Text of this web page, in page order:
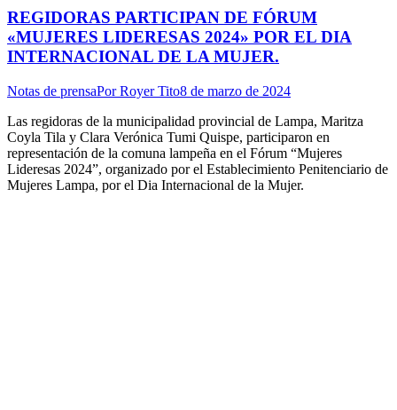
REGIDORAS PARTICIPAN DE FÓRUM
«MUJERES LIDERESAS 2024» POR EL DIA
INTERNACIONAL DE LA MUJER.
Notas de prensaPorRoyer Tito8 de marzo de 2024
Las regidoras de la municipalidad provincial de Lampa, Maritza
Coyla Tila y Clara Verónica Tumi Quispe, participaron en
representación de la comuna lampeña en el Fórum “Mujeres
Lideresas 2024”, organizado por el Establecimiento Penitenciario de
Mujeres Lampa, por el Dia Internacional de la Mujer.